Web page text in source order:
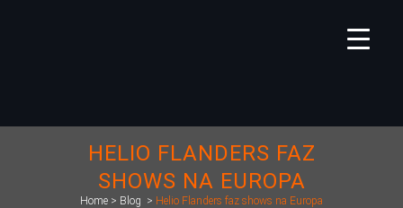
HELIO FLANDERS FAZ
SHOWS NA EUROPA
Home > Blog > Helio Flanders faz shows na Europa